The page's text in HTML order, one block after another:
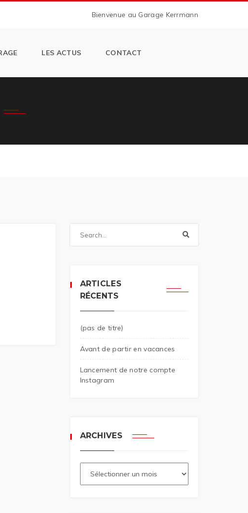
Bienvenue au Garage Kerrmann
LES ACTUS CONTACT
ARTICLES
RÉCENTS
(pas de titre)
Avant de partir en vacances
Lancement de notre compte
Instagram
ARCHIVES